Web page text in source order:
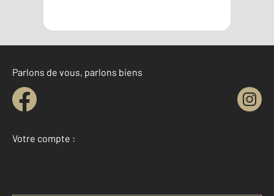
Parlons de vous, parlons biens
Votre compte :
Accéder à mon compte